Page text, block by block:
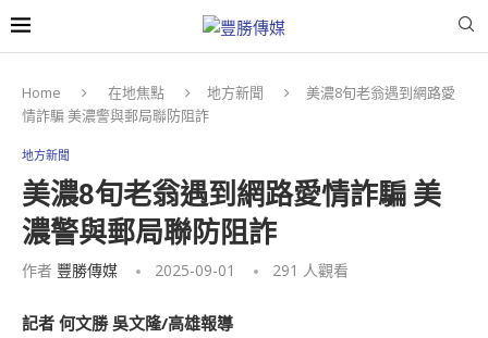
Home 在地焦點 地方新聞
美濃8旬老翁遇到網路愛
情詐騙 美濃警與郵局聯防阻詐
地方新聞
美濃8旬老翁遇到網路愛情詐騙 美
濃警與郵局聯防阻詐
作者 豐勝傳媒 2025-09-01 291 人觀看
記者 何文勝 吳文隆/高雄報導